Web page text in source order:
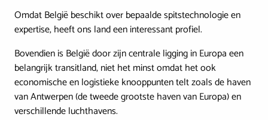
Omdat België beschikt over bepaalde spitstechnologie en
expertise, heeft ons land een interessant profiel.
Bovendien is België door zijn centrale ligging in Europa een
belangrijk transitland, niet het minst omdat het ook
economische en logistieke knooppunten telt zoals de haven
van Antwerpen (de tweede grootste haven van Europa) en
verschillende luchthavens.